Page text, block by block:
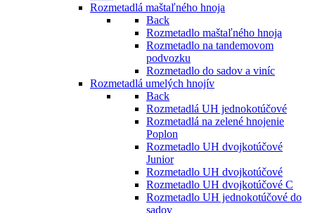
Rozmetadlá maštaľného hnoja
Back
Rozmetadlo maštaľného hnoja
Rozmetadlo na tandemovom
podvozku
Rozmetadlo do sadov a viníc
Rozmetadlá umelých hnojív
Back
Rozmetadlá UH jednokotúčové
Rozmetadlá na zelené hnojenie
Poplon
Rozmetadlo UH dvojkotúčové
Junior
Rozmetadlo UH dvojkotúčové
Rozmetadlo UH dvojkotúčové C
Rozmetadlo UH jednokotúčové do
sadov